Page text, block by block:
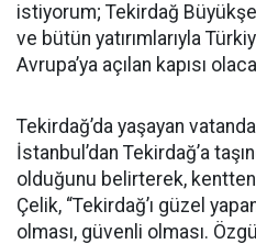
istiyorum; Tekirdağ
ve bütün yatırımlarıyla
Avrupa’ya açılan kapısı
Tekirdağ’da yaşayan
İstanbul’dan Tekirdağ’a
olduğunu belirterek, kentten
Çelik, “Tekirdağ’ı güzel
olması, güvenli olması.